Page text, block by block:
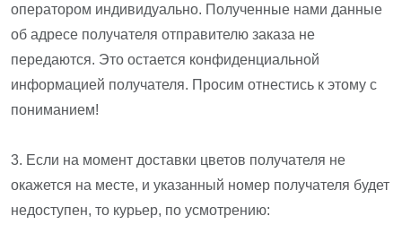
оператором индивидуально. Полученные нами данные
об адресе получателя отправителю заказа не
передаются. Это остается конфиденциальной
информацией получателя. Просим отнестись к этому с
пониманием!
3. Если на момент доставки цветов получателя не
окажется на месте, и указанный номер получателя будет
недоступен, то курьер, по усмотрению: